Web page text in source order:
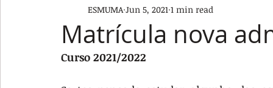
Matrícula nova
ESMUMA Jun 5, 2021 1 min read
Curso 2021/2022